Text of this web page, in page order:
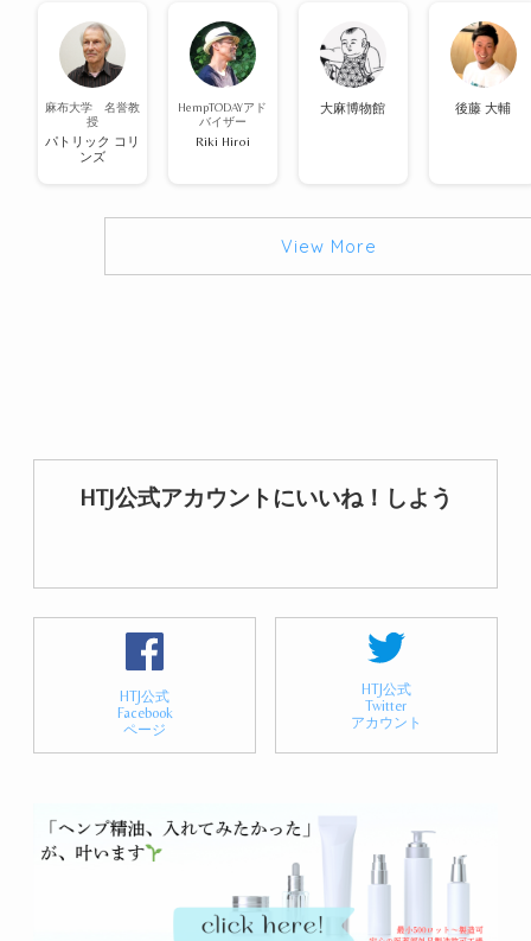
麻布大学 名誉教
授
パトリック コリ
ンズ
HempTODAYアド
バイザー
Riki Hiroi
大麻博物館 後藤 大輔
View More
HTJ公式アカウントにいいね！しよう
HTJ公式
Facebook
ページ
HTJ公式
Twitter
アカウント